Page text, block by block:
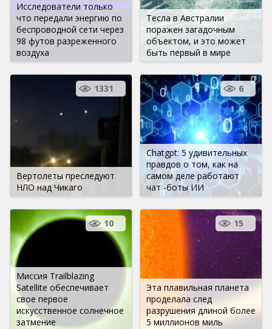
Исследователи только
что передали энергию по
беспроводной сети через
98 футов разреженного
воздуха
Тесла в Австралии
поражен загадочным
объектом, и это может
быть первый в мире
Вертолеты преследуют
НЛО над Чикаго
1331
Chatgpt: 5 удивительных
правдов о том, как на
самом деле работают
чат -боты ИИ
6
Миссия Trailblazing
Satellite обеспечивает
свое первое
искусственное солнечное
затмение
10
Эта плавильная планета
проделала след
разрушения длиной более
5 миллионов миль
15